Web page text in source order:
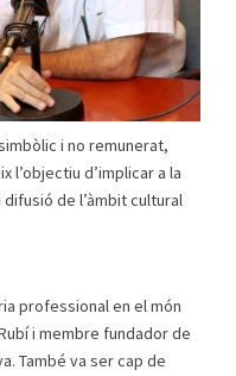
i no remunerat,
l’objectiu d’implicar a la
de l’àmbit cultural
professional en el món
i membre fundador de
També va ser cap de